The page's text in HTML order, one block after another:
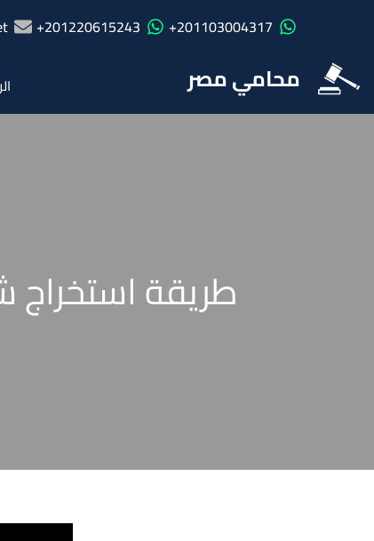
201103004317+
201220615243+
محامي مصر
طريقة استخراج